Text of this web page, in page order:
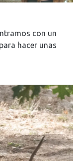
con un
hacer unas